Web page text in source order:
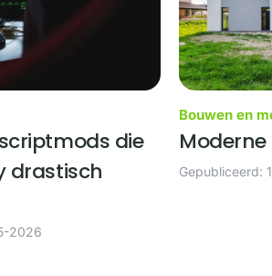
die
drastisch
2026
Bouwen en
Gepubliceerd: